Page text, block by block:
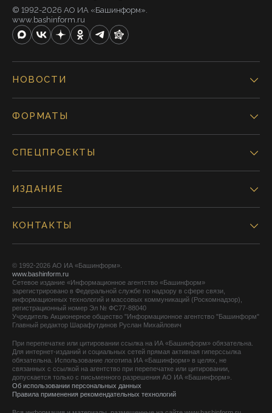
© 1992-2026 АО ИА «Башинформ».
www.bashinform.ru
НОВОСТИ
ФОРМАТЫ
СПЕЦПРОЕКТЫ
ИЗДАНИЕ
КОНТАКТЫ
© 1992-2026 АО ИА «Башинформ».
www.bashinform.ru
Сетевое издание «Информационное агентство «Башинформ»
зарегистрировано в Федеральной службе по надзору в сфере связи,
информационных технологий и массовых коммуникаций (Роскомнадзор),
регистрационный номер Эл № ФС77-88040
Учредитель Акционерное общество "Информационное агентство "Башинформ"
Главный редактор Шарафутдинов Руслан Михайлович
При перепечатке или цитировании ссылка на ИА «Башинформ» обязательна.
Для интернет-изданий и социальных сетей прямая активная гиперссылка
обязательна. Использование логотипа ИА «Башинформ» в целях, не
связанных с ссылкой на агентство при перепечатке или цитировании,
допускается только с письменного разрешения АО ИА «Башинформ».
Об использовании персональных данных
Правила применения рекомендательных технологий